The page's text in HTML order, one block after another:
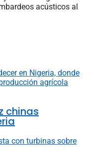
acústicos al
chinas